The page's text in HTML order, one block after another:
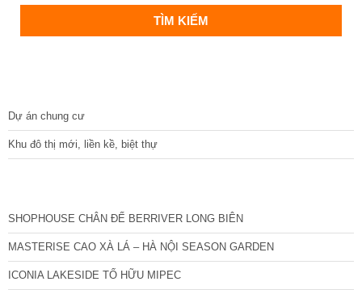
Dự án chung cư
Khu đô thị mới, liền kề, biệt thự
SHOPHOUSE CHÂN ĐẾ BERRIVER LONG BIÊN
MASTERISE CAO XÀ LÁ – HÀ NỘI SEASON GARDEN
ICONIA LAKESIDE TỐ HỮU MIPEC